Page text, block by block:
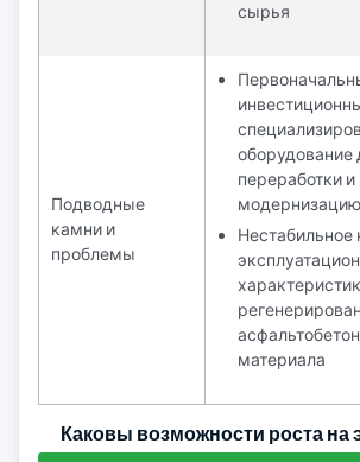
сырья
Подводные
камни и
проблемы
оборудование
переработки и
Нестабильное
материала
Каковы возможности роста на